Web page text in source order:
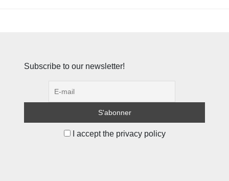
Subscribe to our newsletter!
I accept the privacy policy